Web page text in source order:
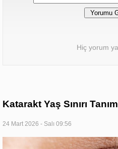
Hiç yorum
Katarakt Yaş Sınırı
24 Mart 2026 - Salı 09:56